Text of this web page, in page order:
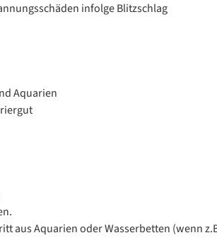
infolge Blitzschlag
Aquarien
aus Aquarien oder Wasserbetten (wenn